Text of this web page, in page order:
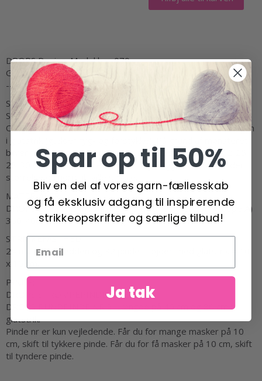
DROPS Design: Model bm-070
Garngruppe A
-------------------------------------------------------
STØRRELSE:
S - M - L - XL - XXL – XXXL
OBS: Målene på måleskitsen er opgivet med strikkefastheden
i glatstrik (gælder ryg- og forstykke). På grund af mønsteret
bliver tøjet meget elastisk og vil trække sig ca 20-21-22-25-
28-30 cm sammen i bredden når tøjet ligger fladt. Strik den
størrelse du normalt ville strikke.
MATERIALER:
DROPS BABY MERINO fra Garnstudio (tilhører garngruppe A)
350-400-400-450-500-550 g farve 37, lys lavendel
STRIKKEFASTHED:
24 masker i bredden og 32 pinde i højden med glatstrik = 10
x 10 cm.
PINDE:
DROPS STRØMPEPINDE NR 3.
DROPS RUNDPINDE NR 3: Længde på 40 cm og 80 cm til
glatstrik.
Pinde nr er kun vejledende. Får du for mange masker på 10
cm, skift til tykkere pinde. Får du for få masker på 10 cm, skift
til tyndere pinde.
Spar op til 50%
Bliv en del af vores garn-fællesskab
og få eksklusiv adgang til inspirerende
strikkeopskrifter og særlige tilbud!
Ja tak